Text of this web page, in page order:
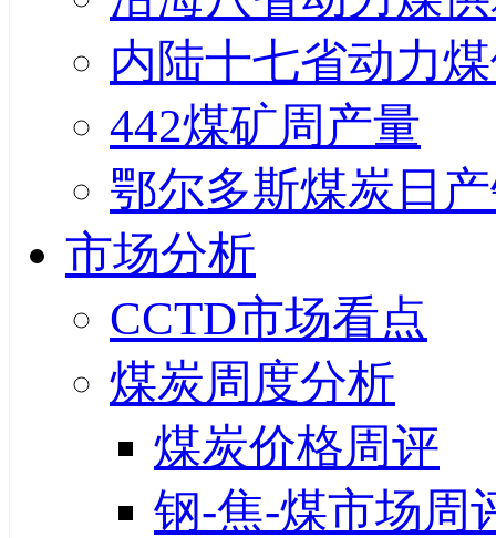
内陆十七省动力
442煤矿周产量
鄂尔多斯煤炭日
市场分析
CCTD市场看点
煤炭周度分析
煤炭价格周评
钢-焦-煤市场周